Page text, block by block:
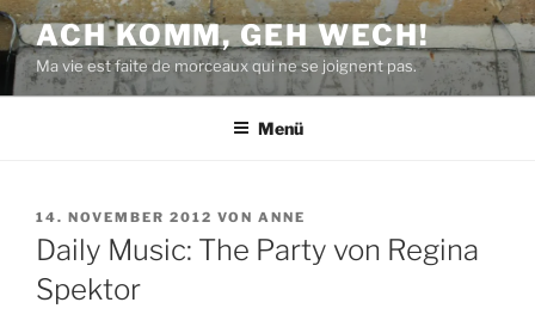
Zum
Inhalt
springen
ACH KOMM, GEH WECH!
Ma vie est faite de morceaux qui ne se joignent pas.
Menü
VERÖFFENTLICHT
AM
14. NOVEMBER 2012 VON ANNE
Daily Music: The Party von Regina
Spektor